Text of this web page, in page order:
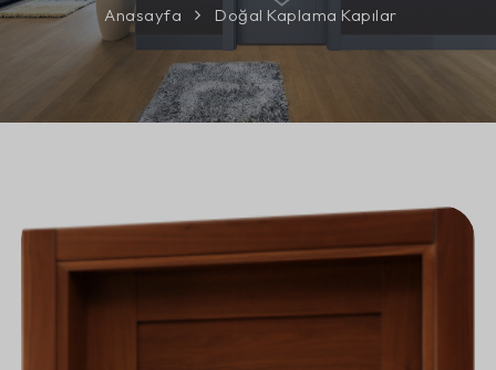
Anasayfa Doğal Kaplama Kapılar